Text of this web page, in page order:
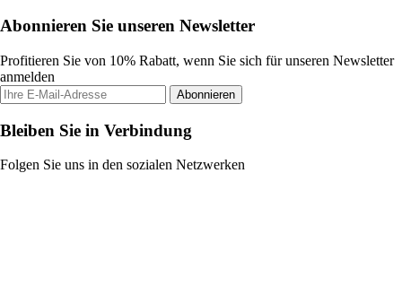
Abonnieren Sie unseren Newsletter
Profitieren Sie von 10% Rabatt, wenn Sie sich für unseren Newsletter
anmelden
Abonnieren
Bleiben Sie in Verbindung
Folgen Sie uns in den sozialen Netzwerken